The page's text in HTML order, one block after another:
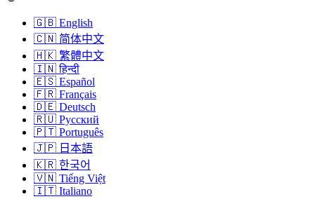
🇬🇧 English
🇨🇳 简体中文
🇭🇰 繁體中文
🇮🇳 हिन्दी
🇪🇸 Español
🇫🇷 Français
🇩🇪 Deutsch
🇷🇺 Русский
🇵🇹 Português
🇯🇵 日本語
🇰🇷 한국어
🇻🇳 Tiếng Việt
🇮🇹 Italiano